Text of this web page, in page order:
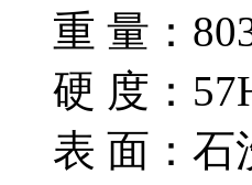
重 量：
硬 度：
表 面：石